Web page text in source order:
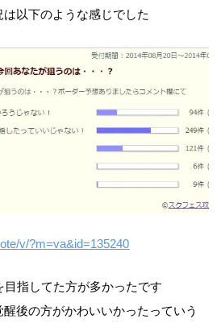
以下のような感じでした
v/?m=va&id=135240
指してた方が多かったです
後の方がかわいいかったっていう